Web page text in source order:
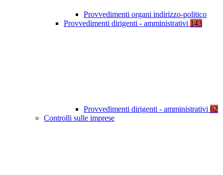
Provvedimenti organi indirizzo-politico
Provvedimenti dirigenti - amministrativi 143
Provvedimenti dirigenti - amministrativi 62
Controlli sulle imprese